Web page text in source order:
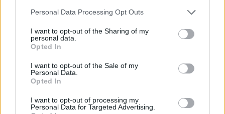
Please note that this website/app uses one or more Google
not limited to your visit or usage behaviour. You may click to
grant or deny consent to Google and its third-party tags to
use your data for below specified purposes in below Google
consent section.
Personal Data Processing Opt Outs
I want to opt-out of the Sharing of my
personal data.
Opted In
I want to opt-out of the Sale of my
Personal Data.
Opted In
I want to opt-out of processing my
Personal Data for Targeted Advertising.
Ez a gyros ehető volt!